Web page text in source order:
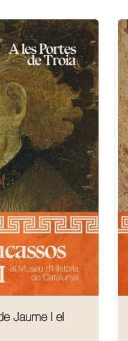
Jaume I el